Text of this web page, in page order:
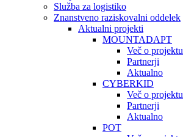
Služba za logistiko
Znanstveno raziskovalni oddelek
Aktualni projekti
MOUNTADAPT
Več o projektu
Partnerji
Aktualno
CYBERKID
Več o projektu
Partnerji
Aktualno
POT